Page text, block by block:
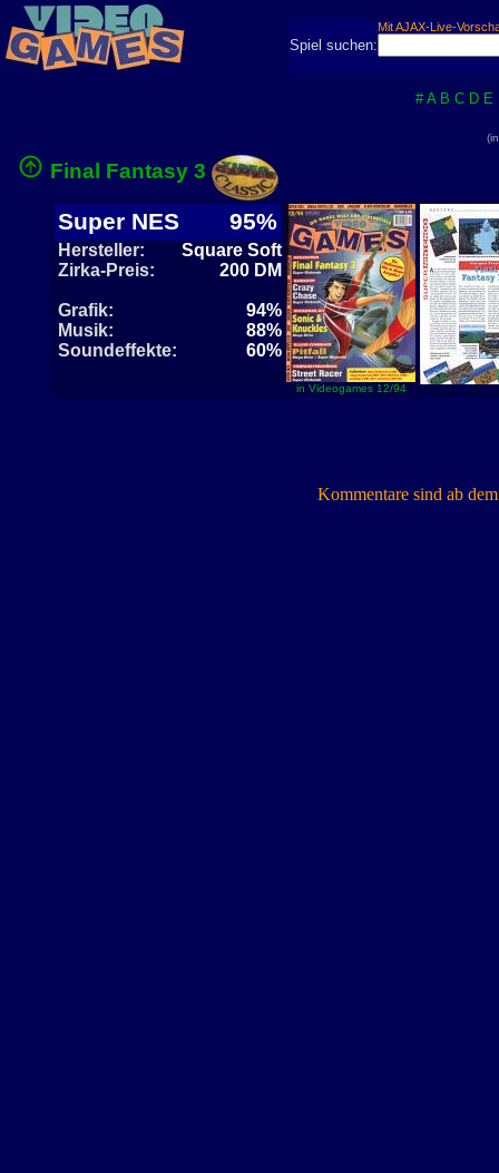
Mit AJAX-Live-
Spiel suchen:
# A B C D E
Final Fantasy 3
Super NES 95%
Hersteller:
Square Soft
Zirka-Preis:
200 DM
Grafik:
94%
Musik:
88%
Soundeffekte:
60%
in Videogames 12/94
Kommentare sind ab